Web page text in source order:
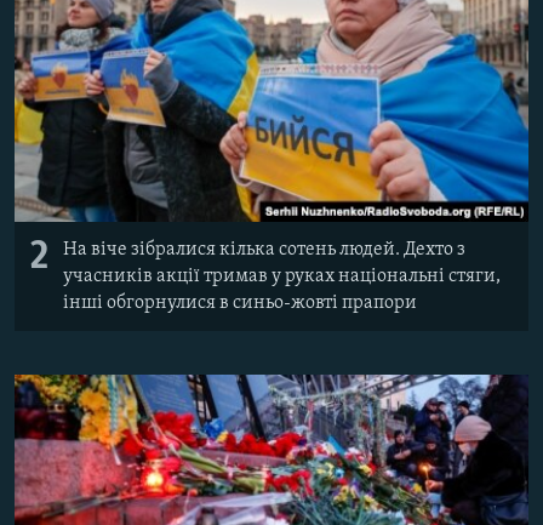
2
На віче зібралися кілька сотень людей. Дехто з
учасників акції тримав у руках національні стяги,
інші обгорнулися в синьо-жовті прапори